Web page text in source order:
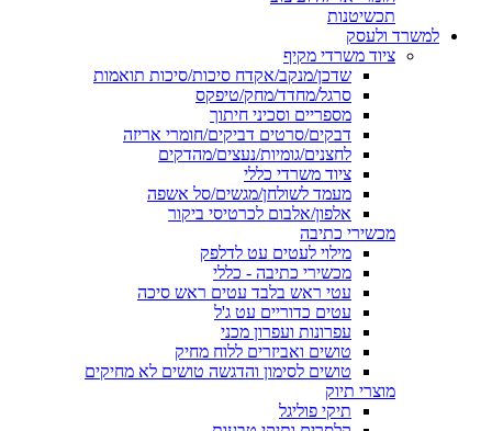
תכשיטנות
למשרד ולעסק
ציוד משרדי מקיף
שדכן/מנקב/אקדח סיכות/סיכות תואמות
סרגל/מחדד/מחק/טיפקס
מספריים וסכיני חיתוך
דבקים/סרטים דביקים/חומרי אריזה
לחצנים/גומיות/נעצים/מהדקים
ציוד משרדי כללי
מעמד לשולחן/מגשים/סל אשפה
אלפון/אלבום לכרטיסי ביקור
מכשירי כתיבה
מילוי לעטים עט לדלפק
מכשירי כתיבה - כללי
עטי ראש בלבד עטים ראש סיכה
עטים כדוריים עט ג'ל
עפרונות ועפרון מכני
טושים ואביזרים ללוח מחיק
טושים לסימון והדגשה טושים לא מחיקים
מוצרי תיוק
תיקי פוליגל